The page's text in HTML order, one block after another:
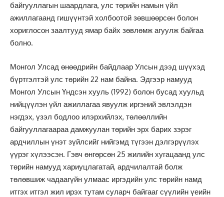
байгууллагын шаардлага, улс төрийн намын үйл
ажиллагаанд гишүүнтэй холбоотой зөвшөөрсөн болон
хориглосон заалтууд ямар байх зөвлөмж агуулж байгаа
болно.
Монгол Улсад өнөөдрийн байдлаар Улсын дээд шүүхэд
бүртгэлтэй улс төрийн 22 нам байна. Эдгээр намууд
Монгол Улсын Үндсэн хууль (1992) болон бусад хуульд
нийцүүлэн үйл ажиллагаа явуулж иргэний эвлэлдэн
нэгдэх, үзэл бодлоо илэрхийлэх, төлөөллийн
байгууллагаараа дамжуулан төрийн эрх барих зэрэг
ардчиллын үнэт зүйлсийг нийгэмд түгээн дэлгэрүүлэх
үүрэг хүлээсэн. Гэвч өнгөрсөн 25 жилийн хугацаанд улс
төрийн намууд хариуцлагатай, ардчилалтай болж
төлөвшиж чадаагүйн улмаас иргэдийн улс төрийн намд
итгэх итгэл жил ирэх тутам суларч байгааг сүүлийн үеийн